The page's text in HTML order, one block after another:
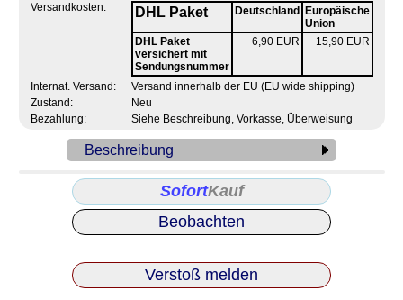
Versandkosten:
DHL Paket Deutschland
Europäische
Union
DHL Paket
versichert mit
Sendungsnummer
6,90 EUR 15,90 EUR
Internat. Versand:
Versand innerhalb der EU (EU wide shipping)
Zustand:
Neu
Bezahlung:
Siehe Beschreibung, Vorkasse, Überweisung
Beschreibung
SofortKauf
Beobachten
Verstoß melden